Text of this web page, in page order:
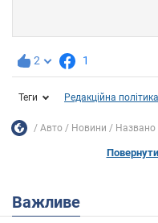
2 1
Теги Редакційна політика
Авто Новини Названо
Важливе